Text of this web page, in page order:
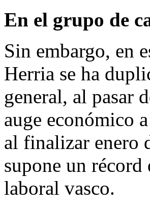
En el grupo de
Sin embargo, en
Herria se ha
general, al pasar
auge económico
al finalizar enero
supone un récord
laboral vasco.